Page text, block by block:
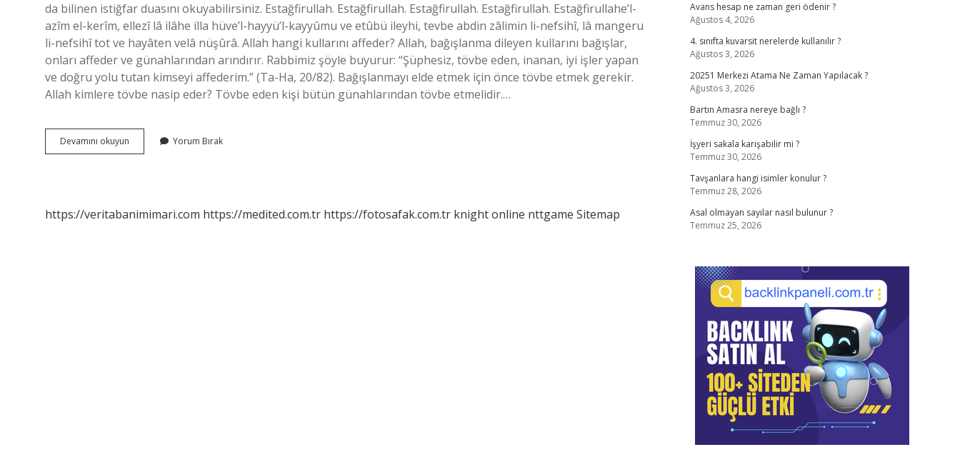
da bilinen istiğfar duasını okuyabilirsiniz. Estağfirullah. Estağfirullah. Estağfirullah. Estağfirullah. Estağfirullahe’l-
azîm el-kerîm, ellezî lâ ilâhe illa hüve’l-hayyü’l-kayyûmu ve etûbü ileyhi, tevbe abdin zâlimin li-nefsihî, lâ mangeru
li-nefsihî tot ve hayâten velâ nüşûrâ. Allah hangi kullarını affeder? Allah, bağışlanma dileyen kullarını bağışlar,
onları affeder ve günahlarından arındırır. Rabbimiz şöyle buyurur: “Şüphesiz, tövbe eden, inanan, iyi işler yapan
ve doğru yolu tutan kimseyi affederim.” (Ta-Ha, 20/82). Bağışlanmayı elde etmek için önce tövbe etmek gerekir.
Allah kimlere tövbe nasip eder? Tövbe eden kişi bütün günahlarından tövbe etmelidir.…
Devamını okuyun
Affetmesi
Yorum Bırak
https://veritabanimimari.com https://medited.com.tr https://fotosafak.com.tr knight online nttgame Sitemap
Avans hesap ne zaman geri ödenir ?
Ağustos 4, 2026
4. sınıfta kuvarsit nerelerde kullanılır ?
Ağustos 3, 2026
20251 Merkezi Atama Ne Zaman Yapılacak ?
Ağustos 3, 2026
Bartın Amasra nereye bağlı ?
Temmuz 30, 2026
İşyeri sakala karışabilir mi ?
Temmuz 30, 2026
Tavşanlara hangi isimler konulur ?
Temmuz 28, 2026
Asal olmayan sayılar nasıl bulunur ?
Temmuz 25, 2026